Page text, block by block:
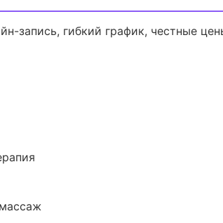
запись, гибкий график, честные